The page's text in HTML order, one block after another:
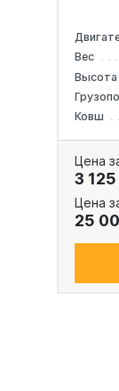
Вес
Высота
Ковш
Цена
3 125
Цена
25